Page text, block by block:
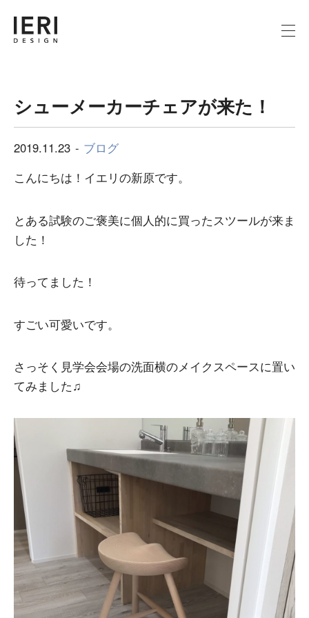
シューメーカーチェアが来た！
2019.11.23
ブログ
こんにちは！イエリの新原です。
とある試験のご褒美に個人的に買ったスツールが来ま
した！
待ってました！
すごい可愛いです。
さっそく見学会会場の洗面横のメイクスペースに置い
てみました♫